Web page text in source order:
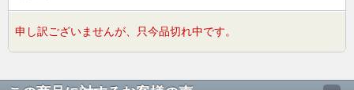
申し訳ございませんが、只今品切れ中です。